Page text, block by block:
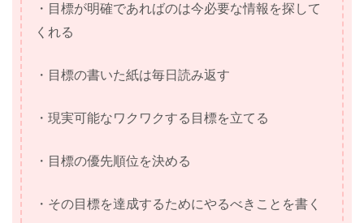
・目標が明確であればのは今必要な情報を探して
くれる
・目標の書いた紙は毎日読み返す
・現実可能なワクワクする目標を立てる
・目標の優先順位を決める
・その目標を達成するためにやるべきことを書く